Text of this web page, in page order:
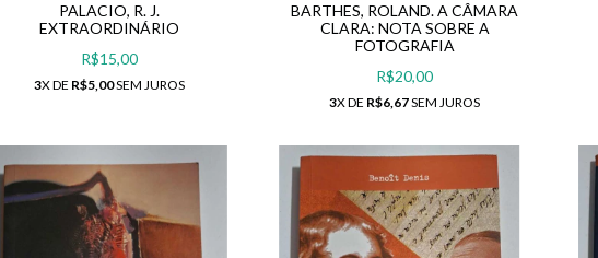
PALACIO, R. J.
EXTRAORDINÁRIO
R$15,00
3X DE R$5,00SEM JUROS
BARTHES, ROLAND. A CÂMARA
CLARA: NOTA SOBRE A
FOTOGRAFIA
R$20,00
3X DE R$6,67SEM JUROS